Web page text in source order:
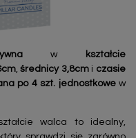
w
kształcie
,średnicy 3,8cmi czasie
po 4 szt. jednostkowew
walca to idealny,